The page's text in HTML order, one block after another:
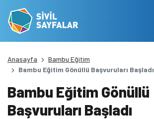
Anasayfa
Bambu Eğitim
Bambu Eğitim Gönüllü Başvuruları Başladı
Bambu Eğitim Gönüllü
Başvuruları Başladı